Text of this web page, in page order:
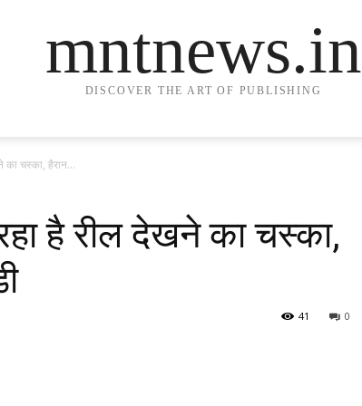
mntnews.in
DISCOVER THE ART OF PUBLISHING
का चस्का, हैरान...
है रील देखने का चस्का,
0
41